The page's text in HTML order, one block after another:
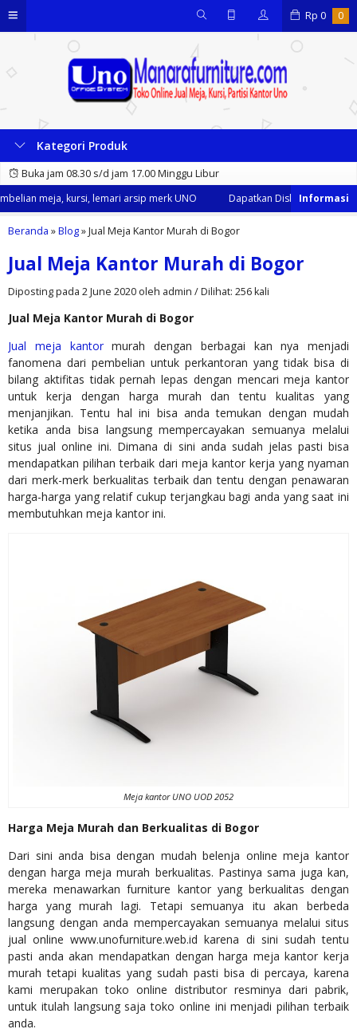
Rp 0 0
Kategori Produk
Buka jam 08.30 s/d jam 17.00 Minggu Libur
meja, kursi, lemari arsip merk UNO
Dapatkan Diskon 35% dari
Beranda »Blog»Jual Meja Kantor Murah di Bogor
Jual Meja Kantor Murah di Bogor
Diposting pada 2 June 2020 oleh admin / Dilihat: 256 kali
Jual Meja Kantor Murah di Bogor
Jual meja kantormurah dengan berbagai kan nya menjadi
fanomena dari pembelian untuk perkantoran yang tidak bisa di
bilang aktifitas tidak pernah lepas dengan mencari meja kantor
untuk kerja dengan harga murah dan tentu kualitas yang
menjanjikan. Tentu hal ini bisa anda temukan dengan mudah
ketika anda bisa langsung mempercayakan semuanya melalui
situs jual online ini. Dimana di sini anda sudah jelas pasti bisa
mendapatkan pilihan terbaik dari meja kantor kerja yang nyaman
dari merk-merk berkualitas terbaik dan tentu dengan penawaran
harga-harga yang relatif cukup terjangkau bagi anda yang saat ini
membutuhkan meja kantor ini.
Meja kantor UNO UOD 2052
Harga Meja Murah dan Berkualitas di Bogor
Dari sini anda bisa dengan mudah belenja online meja kantor
dengan harga meja murah berkualitas. Pastinya sama juga kan,
mereka menawarkan furniture kantor yang berkualitas dengan
harga yang murah lagi. Tetapi semuanya itu akan berbeda
langsung dengan anda mempercayakan semuanya melalui situs
jual online www.unofurniture.web.id karena di sini sudah tentu
pasti anda akan mendapatkan dengan harga meja kantor kerja
murah tetapi kualitas yang sudah pasti bisa di percaya, karena
kami merupakan toko online distributor resminya dari pabrik,
untuk itulah langsung saja toko online ini menjadi pilihan terbaik
anda.